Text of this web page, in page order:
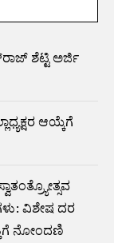
ಶೆಟ್ಟಿ ಅರ್ಜಿ
ಆಯ್ಕೆಗೆ
ವಿಶೇಷ ದರ
ನೋಂದಣಿ